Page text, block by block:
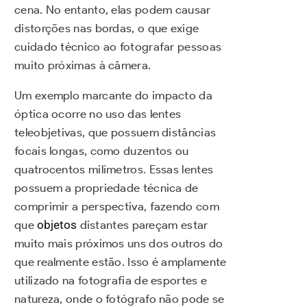
cena. No entanto, elas podem causar
distorções nas bordas, o que exige
cuidado técnico ao fotografar pessoas
muito próximas à câmera.
Um exemplo marcante do impacto da
óptica ocorre no uso das lentes
teleobjetivas, que possuem distâncias
focais longas, como duzentos ou
quatrocentos milímetros. Essas lentes
possuem a propriedade técnica de
comprimir a perspectiva, fazendo com
queobjetos distantes pareçam estar
muito mais próximos uns dos outros do
que realmente estão. Isso é amplamente
utilizado na fotografia de esportes e
natureza, onde o fotógrafo não pode se